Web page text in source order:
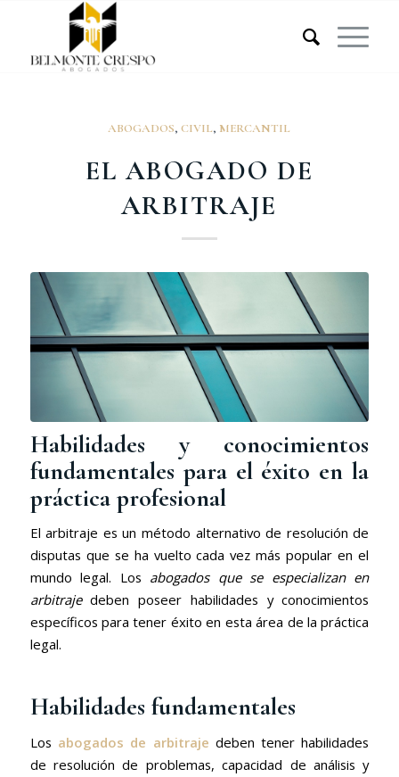
ABOGADOS,CIVIL, MERCANTIL
EL ABOGADO DE
ARBITRAJE
Habilidades y conocimientos
fundamentales para el éxito en la
práctica profesional
El arbitraje es un método alternativo de resolución de
disputas que se ha vuelto cada vez más popular en el
mundo legal. Los abogados que se especializan en
arbitrajedeben poseer habilidades y conocimientos
específicos para tener éxito en esta área de la práctica
legal.
Habilidades fundamentales
Los abogados de arbitraje deben tener habilidades
de resolución de problemas, capacidad de análisis y